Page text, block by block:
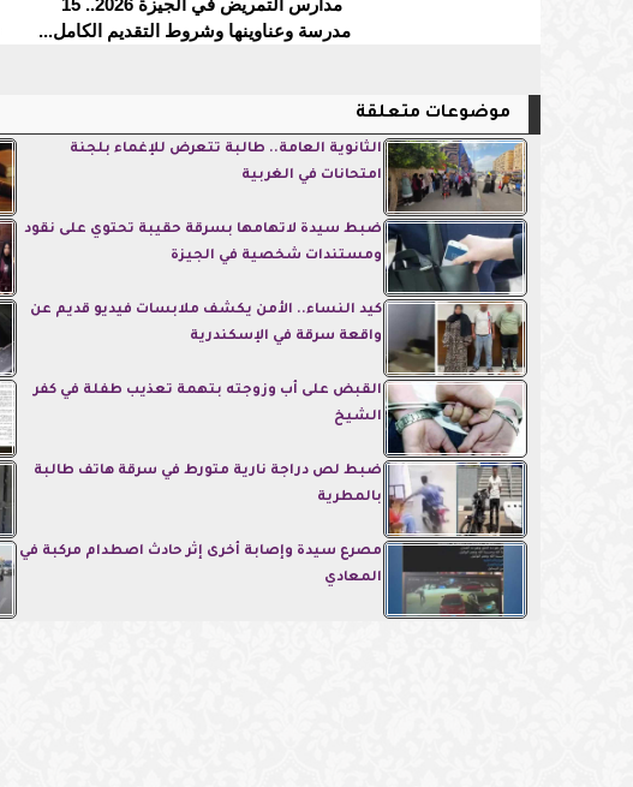
مدرسة وعناوينها وشروط التقديم الكامل...
موضوعات متعلقة
الثانوية العامة.. طالبة تتعرض للإغماء بلجنة
امتحانات في الغربية
ضبط سيدة لاتهامها بسرقة حقيبة تحتوي على نقود
ومستندات شخصية في الجيزة
كيد النساء.. الأمن يكشف ملابسات فيديو قديم عن
واقعة سرقة في الإسكندرية
القبض على أب وزوجته بتهمة تعذيب طفلة في كفر
الشيخ
ضبط لص دراجة نارية متورط في سرقة هاتف طالبة
بالمطرية
مصرع سيدة وإصابة أخرى إثر حادث اصطدام مركبة في
المعادي